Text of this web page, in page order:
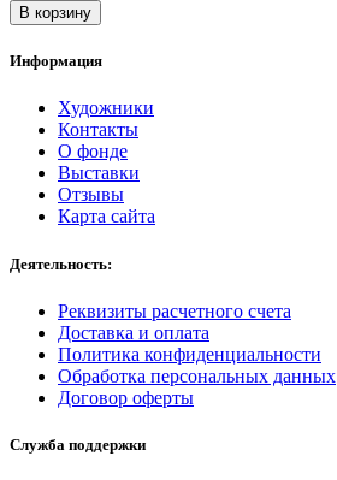
В корзину
Информация
Художники
Контакты
О фонде
Выставки
Отзывы
Карта сайта
Деятельность:
Реквизиты расчетного счета
Доставка и оплата
Политика конфиденциальности
Обработка персональных данных
Договор оферты
Служба поддержки